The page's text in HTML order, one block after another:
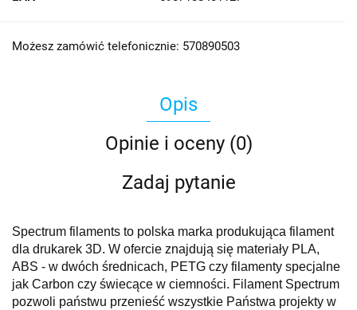
Możesz zamówić telefonicznie: 570890503
Opis
Opinie i oceny (0)
Zadaj pytanie
Spectrum filaments to polska marka produkująca filament
dla drukarek 3D. W ofercie znajdują się materiały PLA,
ABS - w dwóch średnicach, PETG czy filamenty specjalne
jak Carbon czy świecące w ciemności. Filament Spectrum
pozwoli państwu przenieść wszystkie Państwa projekty w